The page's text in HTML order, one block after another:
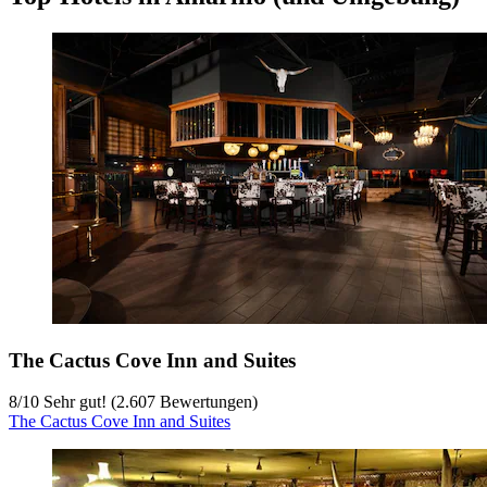
The Cactus Cove Inn and Suites
8/10 Sehr gut! (2.607 Bewertungen)
The Cactus Cove Inn and Suites